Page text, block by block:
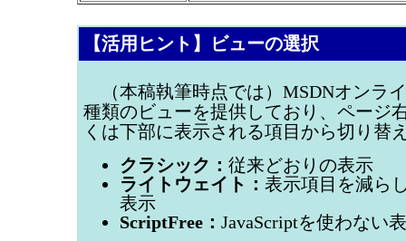
【活用ヒント】ビューの選択
（本稿執筆時点では）MSDNオンラ
種類のビューを提供しており、ページ
くは下部に表示される項目から切り替
クラシック： 従来どおりの表示
ライトウェイト： 表示項目を減ら
表示
ScriptFree： JavaScriptを使わない